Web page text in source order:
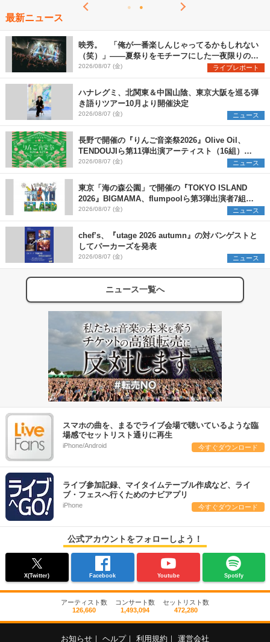
最新ニュース
映秀。 「俺が一番楽しんじゃってるかもしれない
（笑）」――夏祭りをモチーフにした一夜限りのス
ペシャルライブ『色祭』レポート
2026/08/07 (金) ライブレポート
ハナレグミ、北関東＆中国山陰、東京大阪を巡る弾
き語りツアー10月より開催決定
2026/08/07 (金) ニュース
長野で開催の『りんご音楽祭2026』Olive Oil、
TENDOUJIら第11弾出演アーティスト（16組）を
発表
2026/08/07 (金) ニュース
東京「海の森公園」で開催の『TOKYO ISLAND
2026』BIGMAMA、flumpoolら第3弾出演者7組を
発表 ワークショップ・アート出展者を募集
2026/08/07 (金) ニュース
chef’s、『utage 2026 autumn』の対バンゲストと
してパーカーズを発表
2026/08/07 (金) ニュース
ニュース一覧へ
スマホの曲を、まるでライブ会場で聴いているような臨
場感でセットリスト通りに再生
iPhone/Android 今すぐダウンロード
ライブ参加記録、マイタイムテーブル作成など、ライ
ブ・フェスへ行くためのナビアプリ
iPhone 今すぐダウンロード
公式アカウントをフォローしよう！
X(Twitter) Facebook Youtube Spotify
アーティスト数
126,660
コンサート数
1,493,094
セットリスト数
472,280
お知らせ ｜ ヘルプ｜ 利用規約 ｜ 運営会社